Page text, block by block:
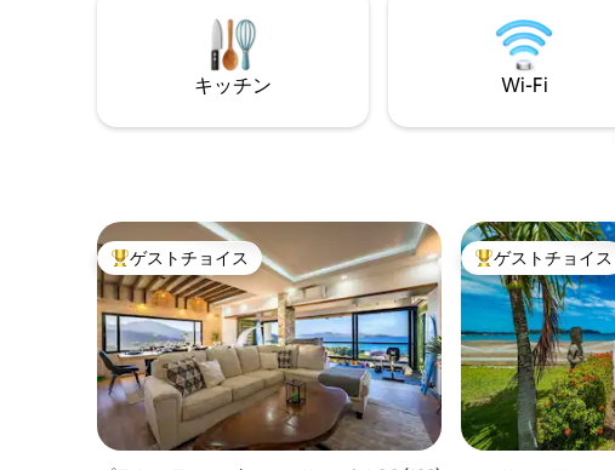
国立公園＆リオ・セレステの滝、ナマケ
モノ＆野生生物ナイトツアーがすべて数
分圏内にあります！
掃、静かな森林地
す。 繋がりを断
所。アレナル湖
ルトゥーナ、モ
ステから1時間の
キッチン Wi-Fi
大好評のゲストチョイスです。
ゲストチョイス 大好評のゲスト
ゲストチョイス